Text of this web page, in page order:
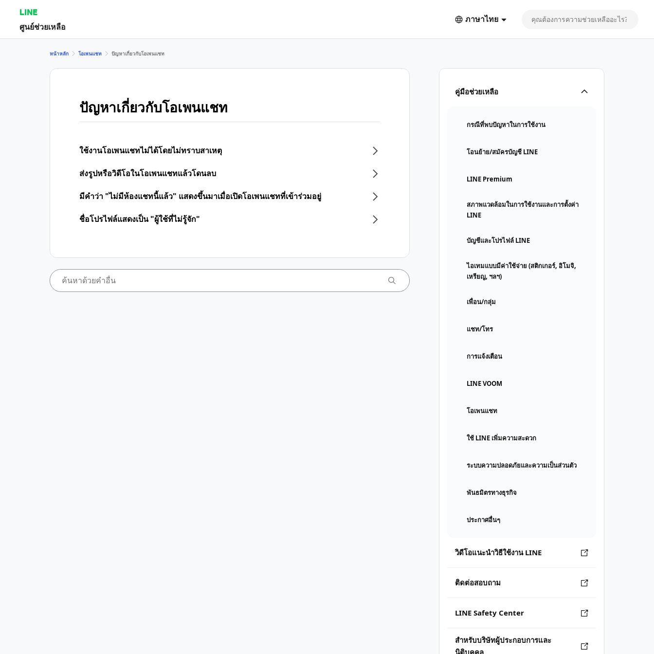
LINE
ศูนย์ช่วยเหลือ
ภาษาไทย
คู่มือช่วยเหลือ
กรณีที่พบปัญหาในการใช้งาน
โอนย้าย/สมัครบัญชี LINE
LINE Premium
สภาพแวดล้อมในการใช้งานและการตั้งค่า
LINE
บัญชีและโปรไฟล์ LINE
ไอเทมแบบมีค่าใช้จ่าย (สติกเกอร์, อิโมจิ,
เหรียญ, ฯลฯ)
เพื่อน/กลุ่ม
แชท/โทร
การแจ้งเตือน
LINE VOOM
โอเพนแชท
ใช้ LINE เพิ่มความสะดวก
ระบบความปลอดภัยและความเป็นส่วนตัว
พันธมิตรทางธุรกิจ
ประกาศอื่นๆ
วิดีโอแนะนำวิธีใช้งาน LINE
ติดต่อสอบถาม
LINE Safety Center
สำหรับบริษัทผู้ประกอบการและ
นิติบุคคล
หน้าหลัก โอเพนแชท ปัญหาเกี่ยวกับโอเพนแชท
ปัญหาเกี่ยวกับโอเพนแชท
ใช้งานโอเพนแชทไม่ได้โดยไม่ทราบสาเหตุ
ส่งรูปหรือวิดีโอในโอเพนแชทแล้วโดนลบ
มีคำว่า "ไม่มีห้องแชทนี้แล้ว" แสดงขึ้นมาเมื่อเปิดโอเพนแชทที่เข้าร่วมอยู่
ชื่อโปรไฟล์แสดงเป็น "ผู้ใช้ที่ไม่รู้จัก"